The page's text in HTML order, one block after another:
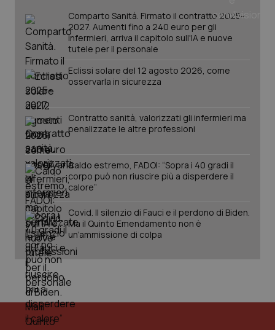
Comparto Sanità. Firmato il contratto 2025-
2027. Aumenti fino a 240 euro per gli
infermieri, arriva il capitolo sull'IA e nuove
tutele per il personale
Eclissi solare del 12 agosto 2026, come
osservarla in sicurezza
Contratto sanità, valorizzati gli infermieri ma
penalizzate le altre professioni
Caldo estremo, FADOI: “Sopra i 40 gradi il
corpo può non riuscire più a disperdere il
calore”
Covid. Il silenzio di Fauci e il perdono di Biden.
Ma il Quinto Emendamento non è
un’ammissione di colpa
PHPSESSID
PHP.net
www.quotidianosanita.it
_ga_KM60CM4NPH
mese